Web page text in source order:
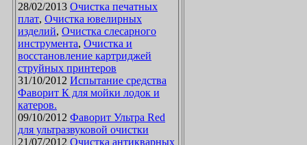
28/02/2013 Очистка печатных
плат, Очистка ювелирных
изделий, Очистка слесарного
инструмента, Очистка и
восстановление картриджей
струйных принтеров
31/10/2012 Испытание средства
Фаворит К для мойки лодок и
катеров.
09/10/2012 Фаворит Ультра Red
для ультразвуковой очистки
21/07/2012 Очистка антикварных